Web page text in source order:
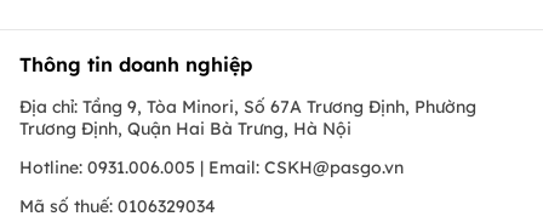
Thông tin doanh nghiệp
Địa chỉ: Tầng 9, Tòa Minori, Số 67A Trương Định, Phường
Trương Định, Quận Hai Bà Trưng, Hà Nội
Hotline: 0931.006.005 | Email: CSKH@pasgo.vn
Mã số thuế: 0106329034